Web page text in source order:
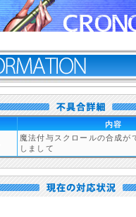
内容
魔法付与スクロールの合成が
しまして